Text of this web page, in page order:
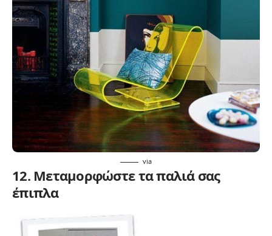
via
12. Μεταμορφώστε τα παλιά σας
έπιπλα